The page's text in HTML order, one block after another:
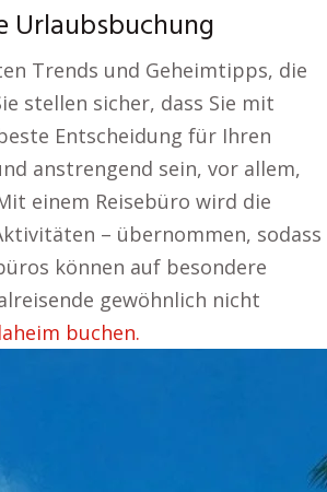
Urlaubsbuchung
Trends und Geheimtipps, die
stellen sicher, dass Sie mit
Entscheidung für Ihren
anstrengend sein, vor allem,
einem Reisebüro wird die
– übernommen, sodass
können auf besondere
gewöhnlich nicht
buchen.